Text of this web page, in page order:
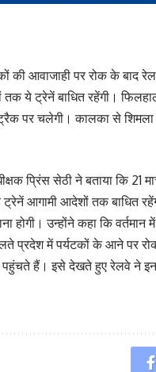
की आवाजाही पर रोक के
तक ये ट्रेनें बाधित रहेंगी।
पर चलेगी। कालका से
प्रिंस सेठी ने बताया कि 21
आगामी आदेशों तक बाधित
होगी। उन्होंने कहा कि
में पर्यटकों के आने पर रोक
पहुंचते हैं। इसे देखते हुए रेलवे ने